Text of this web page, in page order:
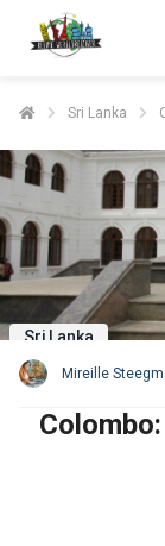
Sri Lanka
Sri Lanka
Mireille